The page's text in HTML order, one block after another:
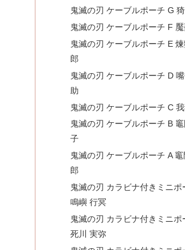
鬼滅の刃 ケーブルポーチ G
鬼滅の刃 ケーブルポーチ F
鬼滅の刃 ケーブルポーチ E
郎
鬼滅の刃 ケーブルポーチ D
助
鬼滅の刃 ケーブルポーチ C
鬼滅の刃 ケーブルポーチ B
子
鬼滅の刃 ケーブルポーチ A
郎
鬼滅の刃 カラビナ付きミニポ
鳴嶼 行冥
鬼滅の刃 カラビナ付きミニポ
死川 実弥